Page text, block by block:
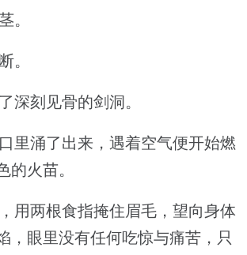
。
。
刻见骨的剑洞。
里涌了出来，遇着空气便开始燃
的火苗。
用两根食指掩住眉毛，望向身体
，眼里没有任何吃惊与痛苦，只